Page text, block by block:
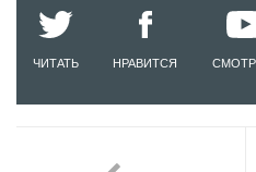
ЧИТАТЬ НРАВИТСЯ